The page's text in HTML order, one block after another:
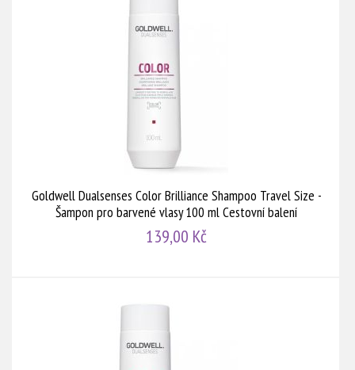
Goldwell Dualsenses Color Brilliance Shampoo Travel Size -
Šampon pro barvené vlasy 100 ml Cestovní balení
139,00 Kč